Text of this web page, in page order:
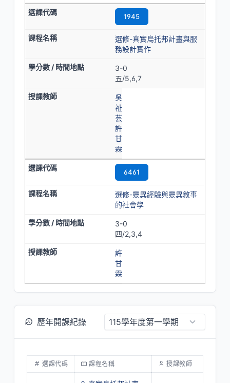
1945
選修-真實烏托邦計畫與服
務設計實作
3-0
五/5,6,7
吳
祉
芸
許
甘
霖
6461
選修-靈異經驗與靈異敘事
的社會學
3-0
四/2,3,4
許
甘
霖
歷年開課紀錄
選課代碼 課程名稱 授課教師